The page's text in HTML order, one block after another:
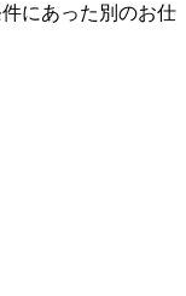
にあった別のお仕